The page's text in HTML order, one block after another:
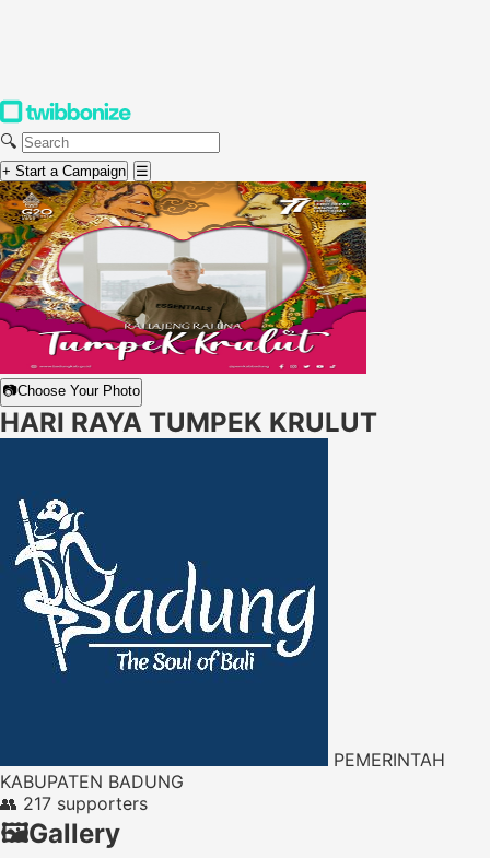
🔍
+ Start a Campaign ☰
📷Choose Your Photo
HARI RAYA TUMPEK KRULUT
PEMERINTAH
KABUPATEN BADUNG
👥 217 supporters
🖼️Gallery